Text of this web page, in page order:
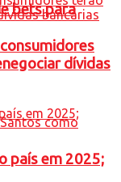
bets para
dívidas
país em 2025;